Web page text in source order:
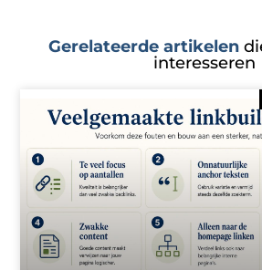
Gerelateerde artikelen
interesseren